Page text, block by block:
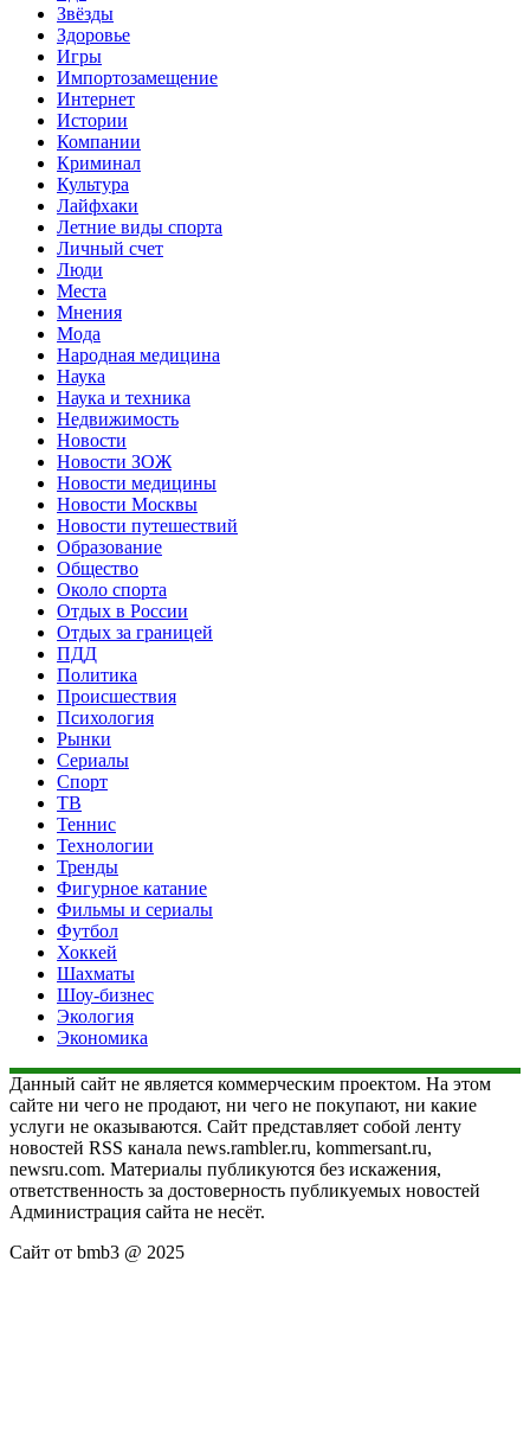
Звёзды
Здоровье
Игры
Импортозамещение
Интернет
Истории
Компании
Криминал
Культура
Лайфхаки
Летние виды спорта
Личный счет
Люди
Места
Мнения
Мода
Народная медицина
Наука
Наука и техника
Недвижимость
Новости
Новости ЗОЖ
Новости медицины
Новости Москвы
Новости путешествий
Образование
Общество
Около спорта
Отдых в России
Отдых за границей
ПДД
Политика
Происшествия
Психология
Рынки
Сериалы
Спорт
ТВ
Теннис
Технологии
Тренды
Фигурное катание
Фильмы и сериалы
Футбол
Хоккей
Шахматы
Шоу-бизнес
Экология
Экономика
Данный сайт не является коммерческим проектом. На этом
сайте ни чего не продают, ни чего не покупают, ни какие
услуги не оказываются. Сайт представляет собой ленту
новостей RSS канала news.rambler.ru, kommersant.ru,
newsru.com. Материалы публикуются без искажения,
ответственность за достоверность публикуемых новостей
Администрация сайта не несёт.
Сайт от bmb3 @ 2025